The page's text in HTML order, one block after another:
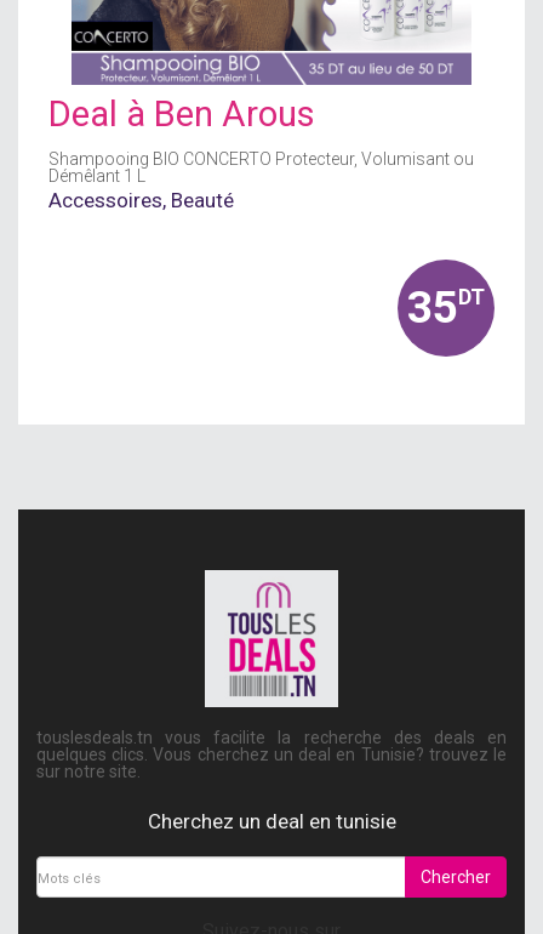
Deal à Ben Arous
Shampooing BIO CONCERTO Protecteur, Volumisant ou
Démêlant 1 L
Accessoires, Beauté
35DT
touslesdeals.tn vous facilite la recherche des deals en
quelques clics. Vous cherchez un deal en Tunisie? trouvez le
sur notre site.
Cherchez un deal en tunisie
Chercher